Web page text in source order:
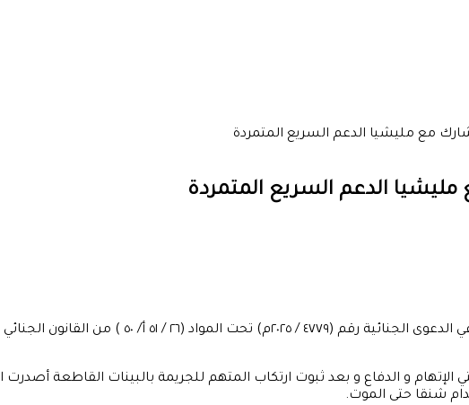
مع مليشيا الدعم السريع المتمردة
الدعم السريع المتمردة
و الدفاع و بعد ثبوت ارتكاب المتهم للجريمة بالبينات القاطعة
شنقا حتى الموت.